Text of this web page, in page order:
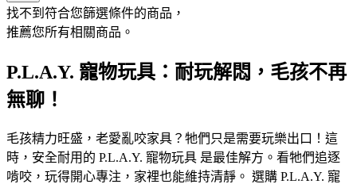
找不到符合您篩選條件的商品，
推薦您所有相關商品。
P.L.A.Y. 寵物玩具：耐玩解悶，毛孩不再
無聊！
毛孩精力旺盛，老愛亂咬家具？牠們只是需要玩樂出口！這
時，安全耐用的 P.L.A.Y. 寵物玩具 是最佳解方。看牠們追逐
啃咬，玩得開心專注，家裡也能維持清靜。 選購 P.L.A.Y. 寵